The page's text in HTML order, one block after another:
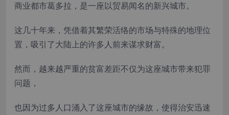
商业都市葛多拉，是一座以贸易闻名的新兴城市。
这几十年来，凭借着其繁荣活络的市场与特殊的地理位
置，吸引了大陆上的许多人前来谋求财富。
然而，越来越严重的贫富差距不仅为这座城市带来犯罪
问题，
也因为过多人口涌入了这座城市的缘故，使得治安迅速